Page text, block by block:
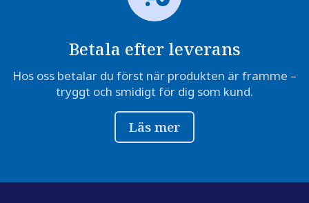
Betala efter leverans
Hos oss betalar du först när produkten är framme –
tryggt och smidigt för dig som kund.
Läs mer